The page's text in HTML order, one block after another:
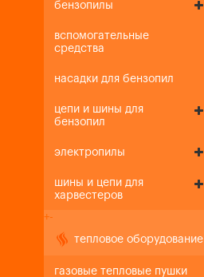
бензопилы
вспомогательные
средства
насадки для бензопил
цепи и шины для
бензопил
электропилы
шины и цепи для
харвестеров
+-
тепловое оборудование
газовые тепловые пушки